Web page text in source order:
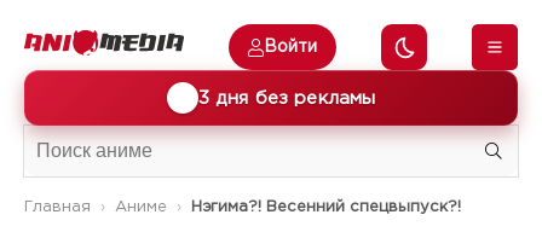
3 дня без рекламы
Войти
Главная Аниме Нэгима?! Весенний спецвыпуск?!